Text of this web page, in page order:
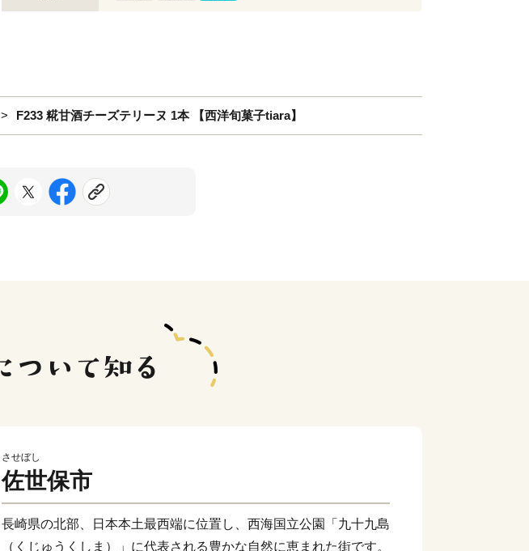
F233 糀甘酒チーズテリーヌ 1本 【西洋旬菓子tiara】
させぼし
佐世保市
長崎県の北部、日本本土最西端に位置し、西海国立公園「九十九島
（くじゅうくしま）」に代表される豊かな自然に恵まれた街です。